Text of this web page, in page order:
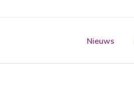
Nieuws